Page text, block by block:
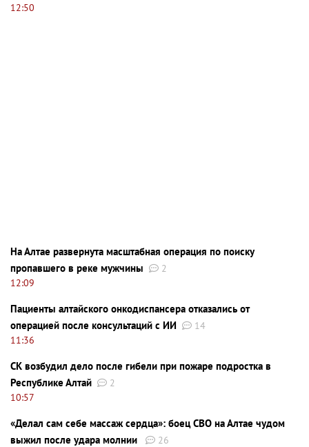
12:50
На Алтае развернута масштабная операция по поиску
пропавшего в реке мужчины
2
12:09
Пациенты алтайского онкодиспансера отказались от
операцией после консультаций с ИИ
14
11:36
СК возбудил дело после гибели при пожаре подростка в
Республике Алтай
2
10:57
«Делал сам себе массаж сердца»: боец СВО на Алтае чудом
выжил после удара молнии
26